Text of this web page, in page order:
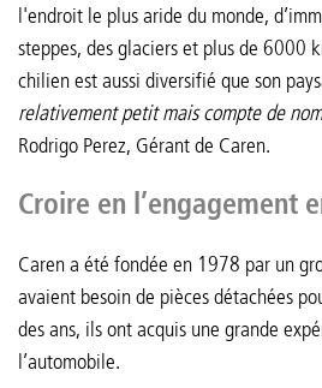
l'endroit le plus aride du monde,
steppes, des glaciers et plus de 6000
chilien est aussi diversifié que son
relativement petit mais compte de
Rodrigo Perez, Gérant de Caren.
Croire en l’engagement
Caren a été fondée en 1978 par un
avaient besoin de pièces détachées
des ans, ils ont acquis une grande
l’automobile.